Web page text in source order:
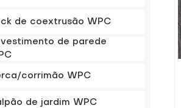
de coextrusão WPC
de parede
corrimão WPC
de jardim WPC